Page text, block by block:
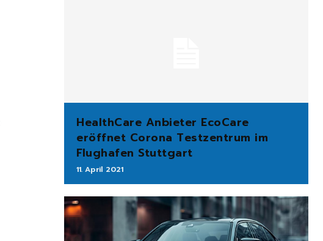
HealthCare Anbieter EcoCare
eröffnet Corona Testzentrum im
Flughafen Stuttgart
11. April 2021